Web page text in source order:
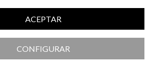
ACEPTAR
CONFIGURAR
Entorno legal
Contra la discriminación laboral